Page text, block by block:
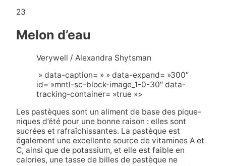
23
Melon d’eau
Verywell / Alexandra Shytsman
» data-caption= » » data-expand= »300″
id= »mntl-sc-block-image_1-0-30″ data-
tracking-container= »true »>
Les pastèques sont un aliment de base des pique-
niques d’été pour une bonne raison : elles sont
sucrées et rafraîchissantes. La pastèque est
également une excellente source de vitamines A et
C, ainsi que de potassium, et elle est faible en
calories, une tasse de billes de pastèque ne